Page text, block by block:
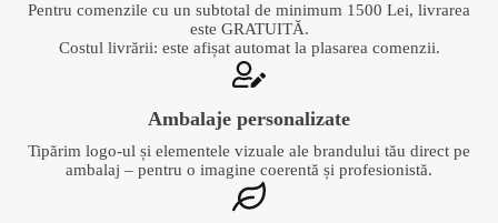
Pentru comenzile cu un subtotal de minimum 1500 Lei, livrarea
este GRATUITĂ.
Costul livrării: este afișat automat la plasarea comenzii.
Ambalaje personalizate
Tipărim logo-ul și elementele vizuale ale brandului tău direct pe
ambalaj – pentru o imagine coerentă și profesionistă.